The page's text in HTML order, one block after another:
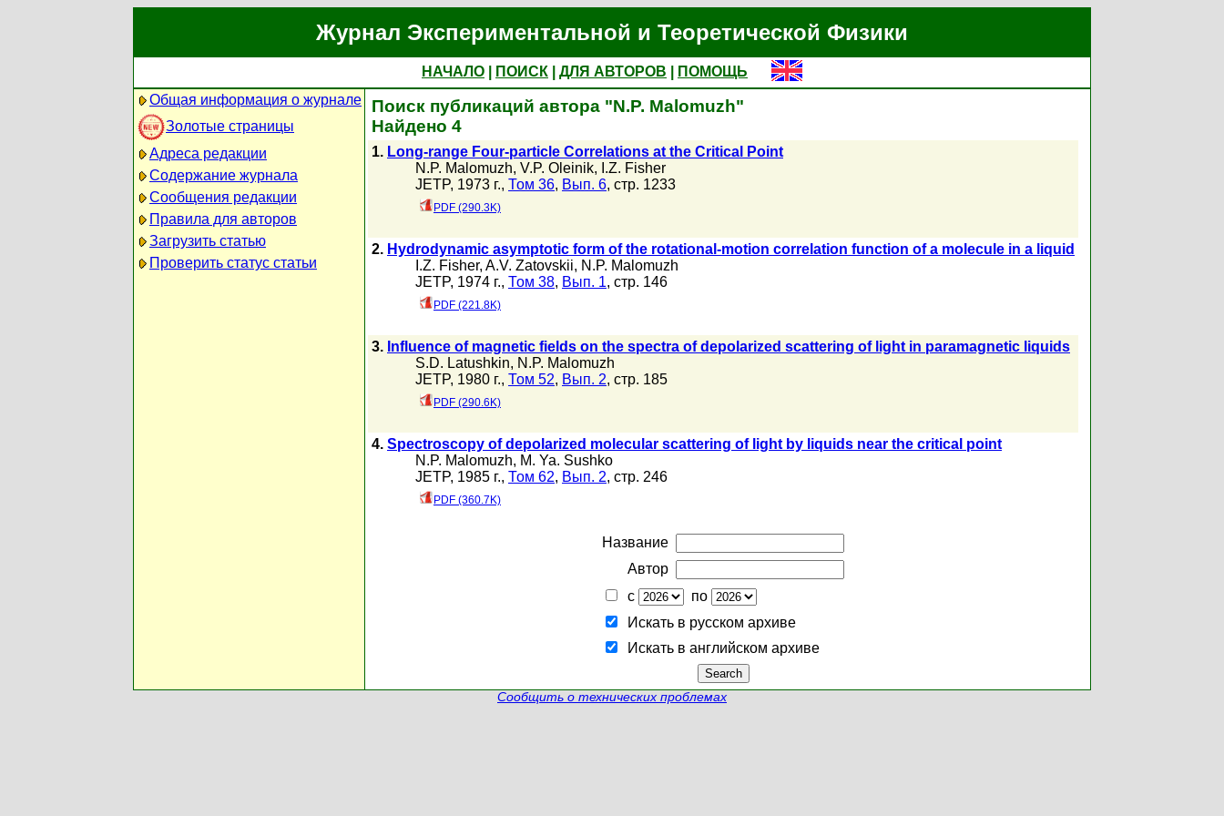
Журнал Экспериментальной и Теоретической Физики
НАЧАЛО ПОИСК ДЛЯ АВТОРОВ
ПОМОЩЬ
Общая информация о журнале
Золотые страницы
Адреса редакции
Содержание журнала
Сообщения редакции
Правила для авторов
Загрузить статью
Проверить статус статьи
Поиск публикаций автора "N.P. Malomuzh"
Найдено 4
1. Long-range Four-particle Correlations at the Critical Point
N.P. Malomuzh, V.P. Oleinik, I.Z. Fisher
JETP, 1973 г., Том 36, Вып. 6, стр. 1233
PDF (290.3K)
2. Hydrodynamic asymptotic form of the rotational-motion correlation function of a molecule in a liquid
I.Z. Fisher, A.V. Zatovskii, N.P. Malomuzh
JETP, 1974 г., Том 38, Вып. 1, стр. 146
PDF (221.8K)
3. Influence of magnetic fields on the spectra of depolarized scattering of light in paramagnetic liquids
S.D. Latushkin, N.P. Malomuzh
JETP, 1980 г., Том 52, Вып. 2, стр. 185
PDF (290.6K)
4. Spectroscopy of depolarized molecular scattering of light by liquids near the critical point
N.P. Malomuzh, M. Ya. Sushko
JETP, 1985 г., Том 62, Вып. 2, стр. 246
PDF (360.7K)
Название
Автор
с
по
Искать в русском архиве
Искать в английском архиве
Сообщить о технических проблемах